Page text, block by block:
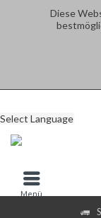
Diese
Select Language
Menü